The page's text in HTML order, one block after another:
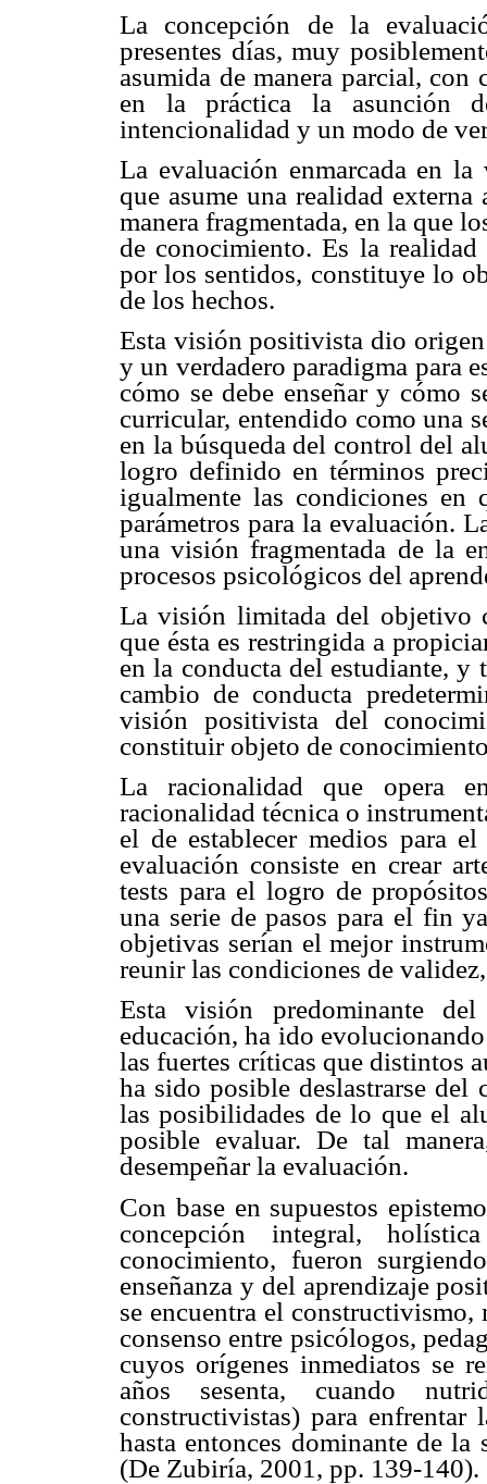
La concepción de la
presentes días, muy
asumida de manera parcial, con
en la práctica la asunción
intencionalidad y un modo de
La evaluación enmarcada en
que asume una realidad
manera fragmentada, en la que
de conocimiento. Es la
por los sentidos, constituye lo
de los hechos.
Esta visión positivista dio
y un verdadero paradigma para
cómo se debe enseñar y cómo
curricular, entendido como una
en la búsqueda del control del
logro definido en términos
igualmente las condiciones
parámetros para la evaluación.
una visión fragmentada de la
procesos psicológicos del
La visión limitada del objetivo
que ésta es restringida a
en la conducta del estudiante, y
cambio de conducta
visión positivista del
constituir objeto de
La racionalidad que opera
racionalidad técnica o
el de establecer medios para
evaluación consiste en crear
tests para el logro de
una serie de pasos para el fin
objetivas serían el mejor
reunir las condiciones de
Esta visión predominante
educación, ha ido
las fuertes críticas que distintos
ha sido posible deslastrarse del
las posibilidades de lo que el
posible evaluar. De tal
desempeñar la evaluación.
Con base en supuestos
concepción integral,
conocimiento, fueron
enseñanza y del aprendizaje
se encuentra el
consenso entre psicólogos,
cuyos orígenes inmediatos se
años sesenta, cuando
constructivistas) para enfrentar
hasta entonces dominante de la
(De Zubiría, 2001, pp. 139-140).